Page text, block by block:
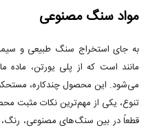
مواد سنگ مصنوعی
به جای استخراج سنگ طبیعی و
مانند است که از پلی یورتن، ماده
می‌شود. این محصول چندکاره،
تنوع، یکی از مهم‌ترین نکات مثبت
قطعاً در بین سنگ‌های مصنوعی،